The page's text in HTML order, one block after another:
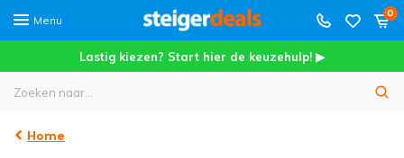
Menu
0
Lastig kiezen? Start hier de keuzehulp! ▶
Home